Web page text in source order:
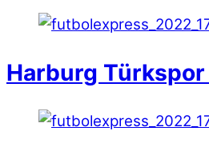
Harburg Türkspor